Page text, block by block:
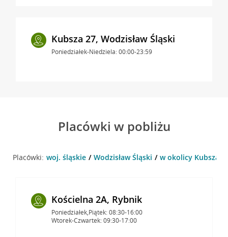
Kubsza 27, Wodzisław Śląski
Poniedziałek-Niedziela: 00:00-23:59
Placówki w pobliżu
Placówki: woj. śląskie Wodzisław Śląski w okolicy Kubsza 8
Kościelna 2A, Rybnik
Poniedziałek,Piątek: 08:30-16:00
Wtorek-Czwartek: 09:30-17:00